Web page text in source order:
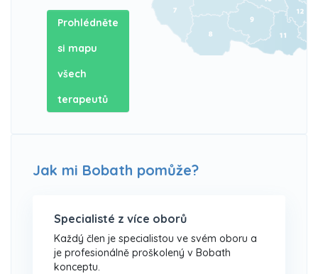
Prohlédněte
si mapu
všech
terapeutů
Jak mi Bobath pomůže?
Specialisté z více oborů
Každý člen je specialistou ve svém oboru a
je profesionálně proškolený v Bobath
konceptu.